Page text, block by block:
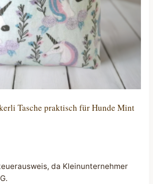
Tasche praktisch für Hunde Mint
da Kleinunternehmer